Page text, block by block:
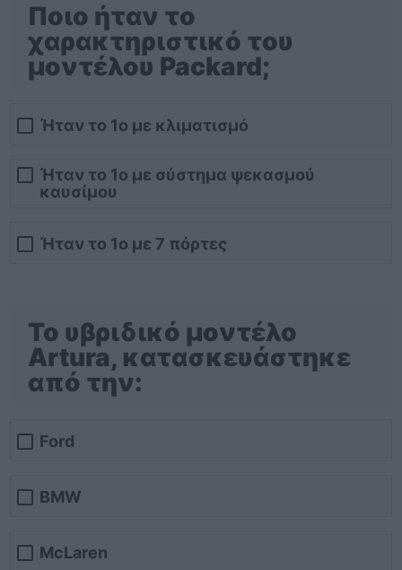
Ποιο ήταν το
χαρακτηριστικό του
μοντέλου Packard;
Ήταν το 1ο με κλιματισμό
Ήταν το 1ο με σύστημα ψεκασμού
καυσίμου
Ήταν το 1ο με 7 πόρτες
Το υβριδικό μοντέλο
Artura, κατασκευάστηκε
από την:
Ford
BMW
McLaren